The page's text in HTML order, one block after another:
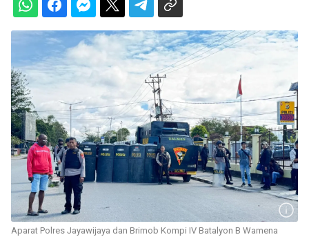
Aparat Polres Jayawijaya dan Brimob Kompi IV Batalyon B Wamena